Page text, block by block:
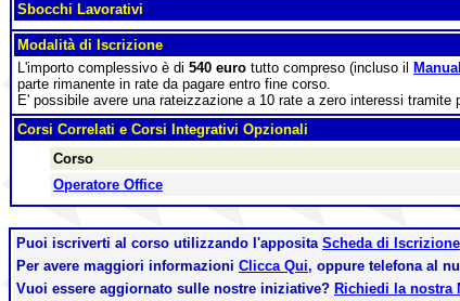
Sbocchi Lavorativi
Modalità di Iscrizione
L'importo complessivo è di 540 euro tutto compreso (incluso il
parte rimanente in rate da pagare entro fine corso.
E' possibile avere una rateizzazione a 10 rate a zero interessi
Corsi Correlati e Corsi Integrativi Opzionali
Corso
Operatore Office
Puoi iscriverti al corso utilizzando l'apposita Scheda di Iscrizione
Per avere maggiori informazioni Clicca Qui, oppure telefona al
Vuoi essere aggiornato sulle nostre iniziative? Richiedi la nostra